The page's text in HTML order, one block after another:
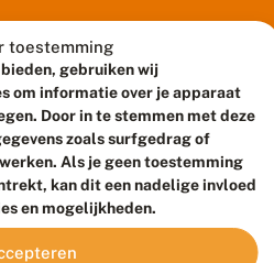
toestemming
gebruiken wij
om informatie over je apparaat
Door in te stemmen met deze
zoals surfgedrag of
Als je geen toestemming
kan dit een nadelige invloed
en mogelijkheden.